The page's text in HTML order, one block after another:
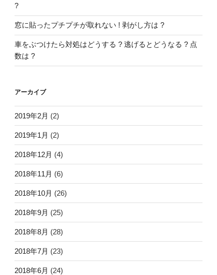
?
窓に貼ったプチプチが取れない ! 剥がし方は ?
車をぶつけたら対処はどうする ? 逃げるとどうなる ? 点
数は ?
アーカイブ
2019年2月 (2)
2019年1月 (2)
2018年12月 (4)
2018年11月 (6)
2018年10月 (26)
2018年9月 (25)
2018年8月 (28)
2018年7月 (23)
2018年6月 (24)